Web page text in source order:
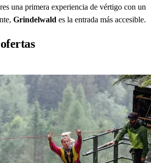
una primera experiencia de vértigo con un
Grindelwald es la entrada más accesible.